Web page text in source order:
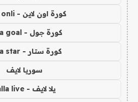
كورة اون لاين - kora onli
كورة جول - kora goal
كورة ستار - kora star
سوريا لايف
يلا لايف - yalla live